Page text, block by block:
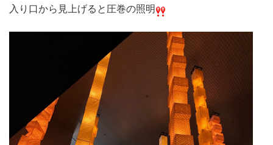
入り口から見上げると圧巻の照明